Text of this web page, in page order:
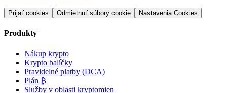
Prijať cookies Odmietnuť súbory cookie Nastavenia Cookies
Produkty
Nákup krypto
Krypto balíčky
Pravidelné platby (DCA)
Plán ₿
Služby v oblasti kryptomien